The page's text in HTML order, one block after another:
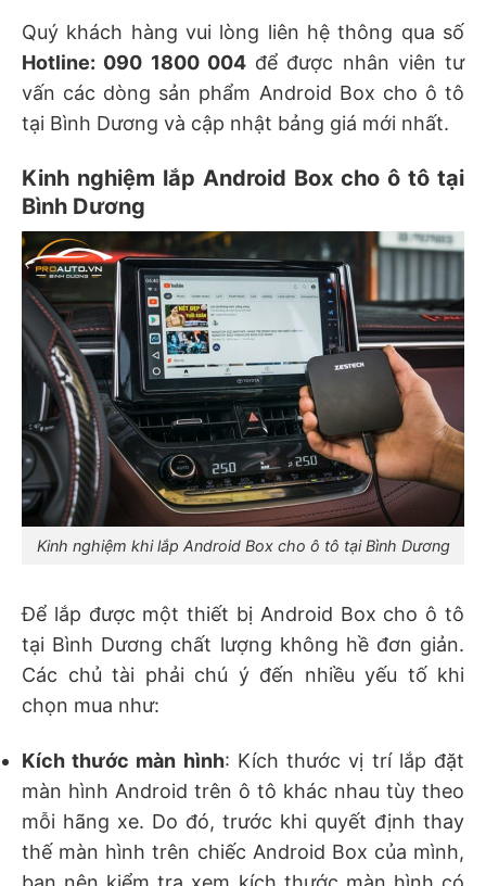
Quý khách hàng vui lòng liên hệ thông qua số
Hotline: 090 1800 004để được nhân viên tư
vấn các dòng sản phẩm Android Box cho ô tô
tại Bình Dương và cập nhật bảng giá mới nhất.
Kinh nghiệm lắp Android Box cho ô tô tại
Bình Dương
Kinh nghiệm khi lắp Android Box cho ô tô tại Bình Dương
Để lắp được một thiết bị Android Box cho ô tô
tại Bình Dương chất lượng không hề đơn giản.
Các chủ tài phải chú ý đến nhiều yếu tố khi
chọn mua như:
Kích thước màn hình: Kích thước vị trí lắp đặt
màn hình Android trên ô tô khác nhau tùy theo
mỗi hãng xe. Do đó, trước khi quyết định thay
thế màn hình trên chiếc Android Box của mình,